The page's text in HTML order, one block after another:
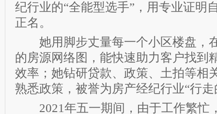
纪行业的“全能型选手”，用专业证明
正名。
她用脚步丈量每一个小区楼盘，
的房源网络图，能快速助力客户找到
效率；她钻研贷款、政策、土拍等相
熟悉政策，被誉为房产经纪行业“行
2021年五一期间，由于工作繁忙